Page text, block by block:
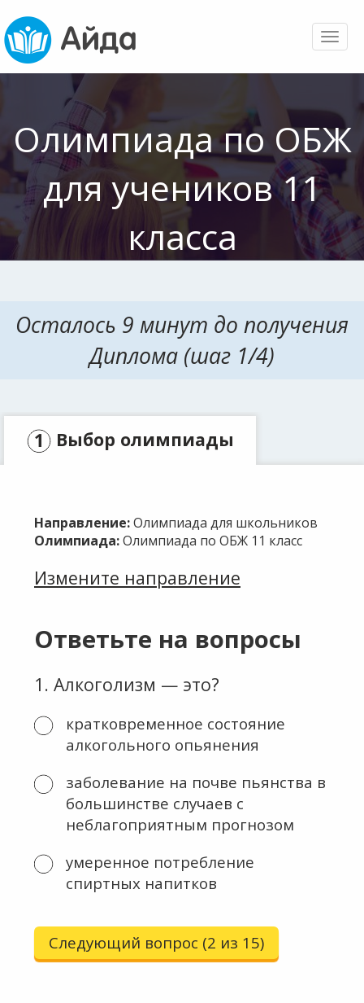
Олимпиада по ОБЖ
для учеников 11
класса
Осталось 9 минут до получения
Диплома (шаг 1/4)
Выбор олимпиады
Оплата
Направление:Олимпиада для школьников
Олимпиада:Олимпиада по ОБЖ 11 класс
Измените направление
Ответьте на вопросы
1 . Алкоголизм — это?
кратковременное состояние
алкогольного опья­нения
заболевание на почве пьянства в
большинстве случаев с
неблагоприятным прогнозом
умеренное потребление
спиртных напитков
Следующий вопрос (2 из 15)